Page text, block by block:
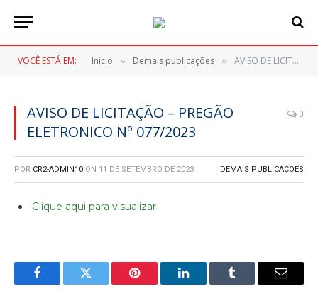
VOCÊ ESTÁ EM: Inicio » Demais publicações » AVISO DE LICITAÇÃO – PREGÃO ELETRONICO Nº 077/2023
AVISO DE LICITAÇÃO – PREGÃO
ELETRONICO Nº 077/2023
0
POR CR2-ADMIN10 ON 11 DE SETEMBRO DE 2023 DEMAIS PUBLICAÇÕES
Clique aqui para visualizar
FacebookTwitter Pinterest LinkedInTumblr
E-